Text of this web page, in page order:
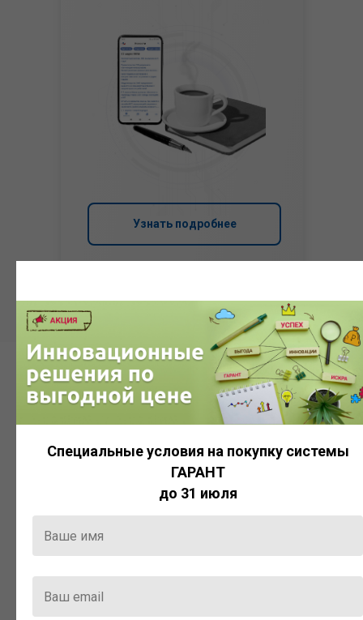
Узнать подробнее
Компания «Гарант» стала
победителем премии «Время
Система
ГАРАНТ
Актуальная правовая информация
и инструменты для максимально
эффективной работы с ней.
Специальные условия на покупку системы
ГАРАНТ
до 31 июля